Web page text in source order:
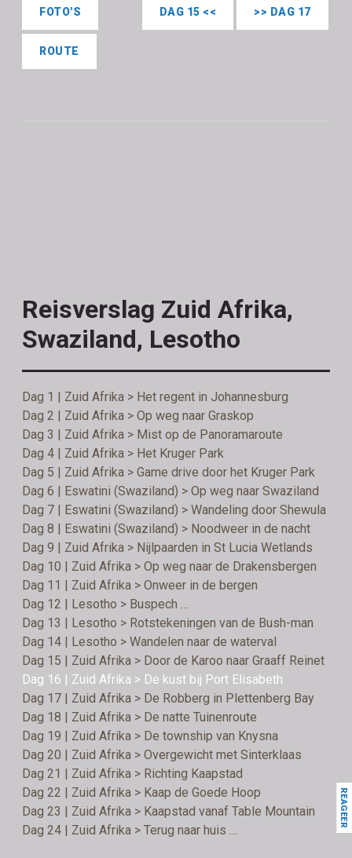
>> DAG 17
DAG 15 <<
FOTO'S
ROUTE
Reisverslag Zuid Afrika,
Swaziland, Lesotho
Dag 1 | Zuid Afrika > Het regent in Johannesburg
Dag 2 | Zuid Afrika > Op weg naar Graskop
Dag 3 | Zuid Afrika > Mist op de Panoramaroute
Dag 4 | Zuid Afrika > Het Kruger Park
Dag 5 | Zuid Afrika > Game drive door het Kruger Park
Dag 6 | Eswatini (Swaziland) > Op weg naar Swaziland
Dag 7 | Eswatini (Swaziland) > Wandeling door Shewula
Dag 8 | Eswatini (Swaziland) > Noodweer in de nacht
Dag 9 | Zuid Afrika > Nijlpaarden in St Lucia Wetlands
Dag 10 | Zuid Afrika > Op weg naar de Drakensbergen
Dag 11 | Zuid Afrika > Onweer in de bergen
Dag 12 | Lesotho > Buspech …
Dag 13 | Lesotho > Rotstekeningen van de Bush-man
Dag 14 | Lesotho > Wandelen naar de waterval
Dag 15 | Zuid Afrika > Door de Karoo naar Graaff Reinet
Dag 16 | Zuid Afrika > De kust bij Port Elisabeth
Dag 17 | Zuid Afrika > De Robberg in Plettenberg Bay
Dag 18 | Zuid Afrika > De natte Tuinenroute
Dag 19 | Zuid Afrika > De township van Knysna
Dag 20 | Zuid Afrika > Overgewicht met Sinterklaas
Dag 21 | Zuid Afrika > Richting Kaapstad
Dag 22 | Zuid Afrika > Kaap de Goede Hoop
Dag 23 | Zuid Afrika > Kaapstad vanaf Table Mountain
Dag 24 | Zuid Afrika > Terug naar huis …
REAGEER